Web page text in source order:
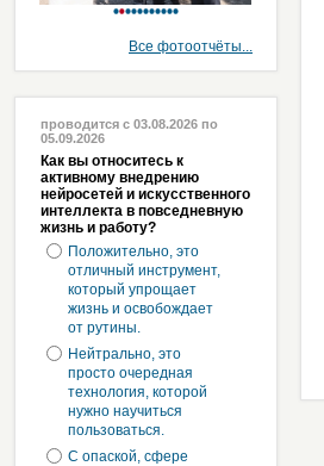
Все фотоотчёты...
проводится с 03.08.2026 по
05.09.2026
Как вы относитесь к
активному внедрению
нейросетей и искусственного
интеллекта в повседневную
жизнь и работу?
Положительно, это
отличный инструмент,
который упрощает
жизнь и освобождает
от рутины.
Нейтрально, это
просто очередная
технология, которой
нужно научиться
пользоваться.
С опаской, сфере